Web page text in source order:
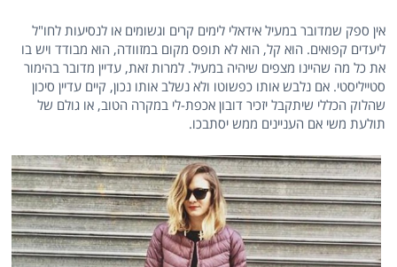
אין ספק שמדובר במעיל אידאלי לימים קרים וגשומים או לנסיעות לחו"ל
ליעדים קפואים. הוא קל, הוא לא תופס מקום במזוודה, הוא מבודד ויש בו
את כל מה שהיינו מצפים שיהיה במעיל. למרות זאת, עדיין מדובר בהימור
סטייליסטי. אם נלבש אותו כפשוטו ולא נשלב אותו נכון, קיים עדיין סיכון
שהלוק הכללי שיתקבל יזכיר דובון אכפת-לי במקרה הטוב, או גולם של
תולעת משי אם העניינים ממש יסתבכו.